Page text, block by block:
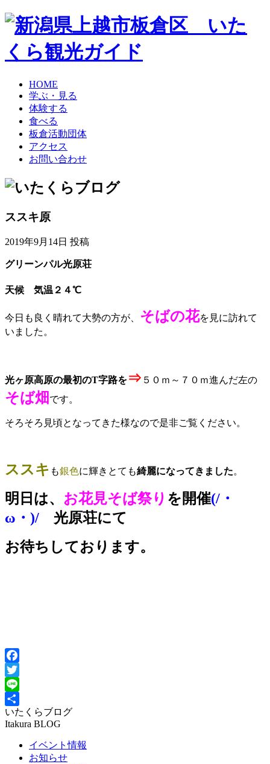
HOME
学ぶ・見る
体験する
食べる
板倉活動団体
アクセス
お問い合わせ
ススキ原
2019年9月14日 投稿
グリーンパル光原荘
天候 気温２４℃
今日も良く晴れて大勢の方が、 そばの花を見に訪れて
いました。
光ヶ原高原の最初のT字路を⇒ ５０ｍ～７０ｍ進んだ左の
そば畑 です。
そろそろ見頃となってきた様なので是非ご覧ください。
ススキ も銀色に輝きとても綺麗になってきました。
明日は、 お花見そば祭り を開催(/・
ω・)/ 光原荘にて
お待ちしております。
Facebook
Twitter
Line
共
有
いたくらブログ
Itakura BLOG
イベント情報
お知らせ